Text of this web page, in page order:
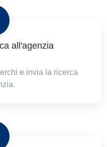
all'agenzia
e invia la ricerca